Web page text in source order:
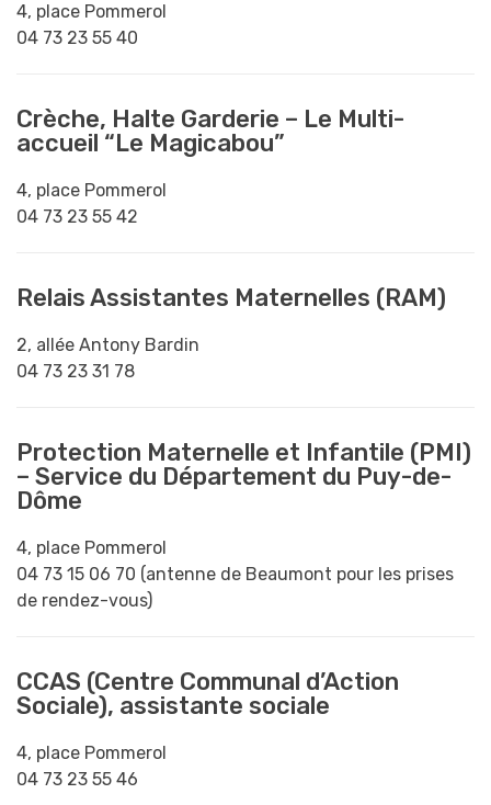
4, place Pommerol
04 73 23 55 40
Crèche, Halte Garderie – Le Multi-
accueil “Le Magicabou”
4, place Pommerol
04 73 23 55 42
Relais Assistantes Maternelles (RAM)
2, allée Antony Bardin
04 73 23 31 78
Protection Maternelle et Infantile (PMI)
– Service du Département du Puy-de-
Dôme
4, place Pommerol
04 73 15 06 70 (antenne de Beaumont pour les prises
de rendez-vous)
CCAS (Centre Communal d’Action
Sociale), assistante sociale
4, place Pommerol
04 73 23 55 46